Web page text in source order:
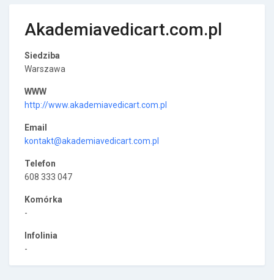
Akademiavedicart.com.pl
Siedziba
Warszawa
WWW
http://www.akademiavedicart.com.pl
Email
kontakt@akademiavedicart.com.pl
Telefon
608 333 047
Komórka
-
Infolinia
-